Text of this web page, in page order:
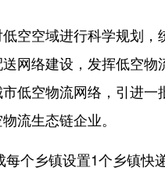
空域进行科学规划，
网络建设，发挥低空物
低空物流网络，引进
流生态链企业。
乡镇设置1个乡镇快